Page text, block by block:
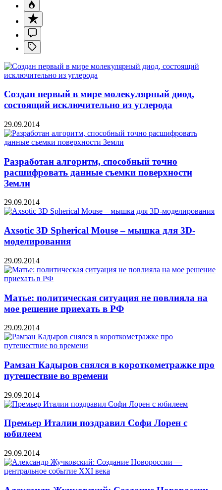
Создан первый в мире молекулярный диод,
состоящий исключительно из углерода
29.09.2014
Разработан алгоритм, способный точно
расшифровать данные съемки поверхности
Земли
29.09.2014
Axsotic 3D Spherical Mouse – мышка для 3D-
моделирования
29.09.2014
Матье: политическая ситуация не повлияла на
мое решение приехать в РФ
29.09.2014
Рамзан Кадыров снялся в короткометражке про
путешествие во времени
29.09.2014
Премьер Италии поздравил Софи Лорен с
юбилеем
29.09.2014